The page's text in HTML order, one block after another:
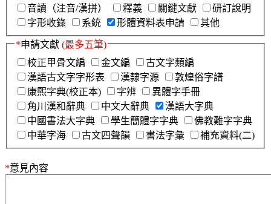
音讀（注音/漢拼）
釋義 關鍵文獻
研訂說明
字形收錄
系統 形體資料表申請 其他
*申請文獻 (最多五筆)
校正甲骨文編
金文編
古文字類編
漢語古文字字形表
漢隸字源
敦煌俗字譜
康熙字典(校正本)
字辨
異體字手冊
角川漢和辭典
中文大辭典
漢語大字典
中國書法大字典
學生簡體字字典
佛教難字字典
中華字海
古文四聲韻 書法字彙 補充資料(二)
*意見內容